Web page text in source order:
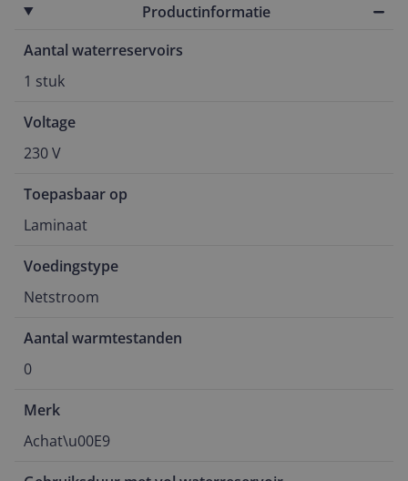
Productinformatie
Aantal waterreservoirs
1 stuk
Voltage
230 V
Toepasbaar op
Laminaat
Voedingstype
Netstroom
Aantal warmtestanden
0
Merk
Achat\u00E9